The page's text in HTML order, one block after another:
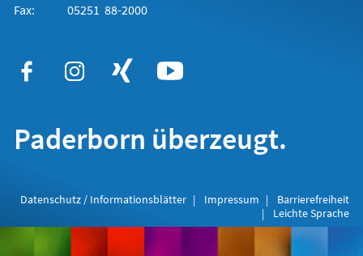
Fax:
05251 88-2000
Paderborn überzeugt.
Datenschutz / Informationsblätter Impressum
Barrierefreiheit
Leichte Sprache